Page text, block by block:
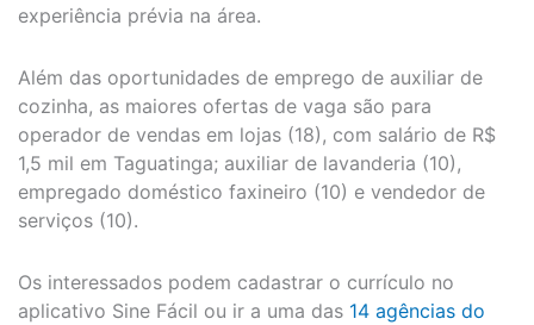
experiência prévia na área.
Além das oportunidades de emprego de auxiliar de
cozinha, as maiores ofertas de vaga são para
operador de vendas em lojas (18), com salário de R$
1,5 mil em Taguatinga; auxiliar de lavanderia (10),
empregado doméstico faxineiro (10) e vendedor de
serviços (10).
Os interessados podem cadastrar o currículo no
aplicativo Sine Fácil ou ir a uma das 14 agências do